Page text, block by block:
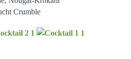
Crumble